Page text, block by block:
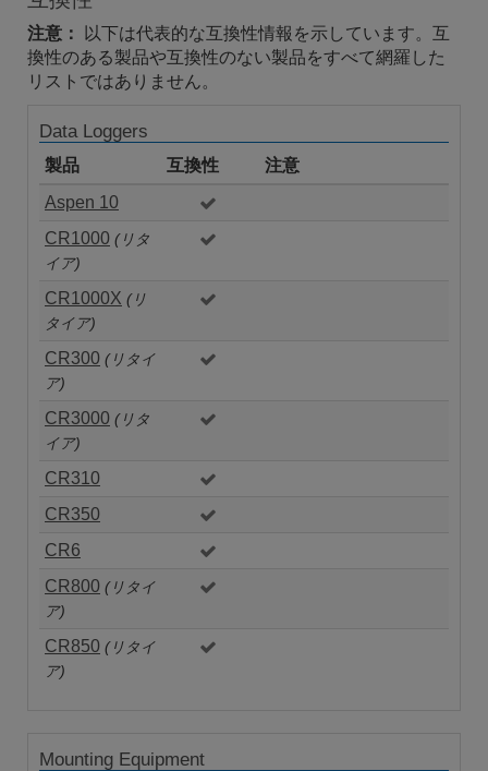
注意：
以下は代表的な互換性情報を示しています。互
換性のある製品や互換性のない製品をすべて網羅した
リストではありません。
Data Loggers
製品 互換性
注意
Aspen 10
CR1000 (リタ
イア)
CR1000X (リ
タイア)
CR300 (リタイ
ア)
CR3000 (リタ
イア)
CR310
CR350
CR6
CR800 (リタイ
ア)
CR850 (リタイ
ア)
Mounting Equipment